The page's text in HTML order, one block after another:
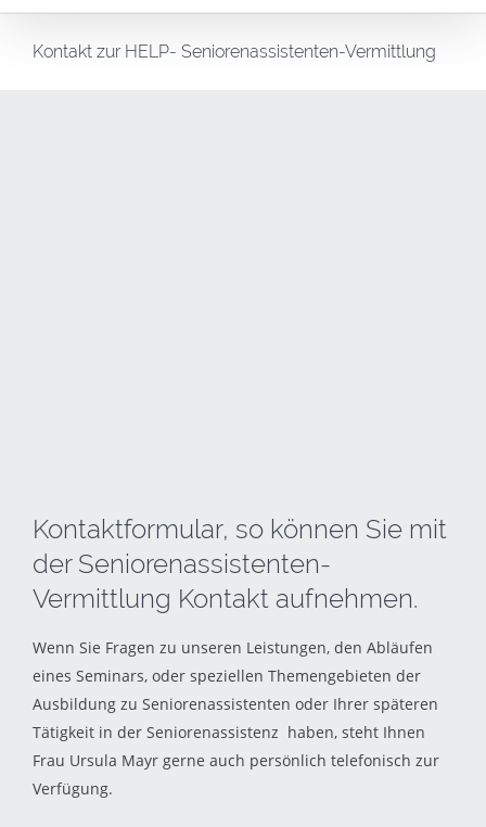
Kontakt zur HELP- Seniorenassistenten-Vermittlung
Kontaktformular, so können Sie mit
der Seniorenassistenten-
Vermittlung Kontakt aufnehmen.
Wenn Sie Fragen zu unseren Leistungen, den Abläufen
eines Seminars, oder speziellen Themengebieten der
Ausbildung zu Seniorenassistenten oder Ihrer späteren
Tätigkeit in der Seniorenassistenz haben, steht Ihnen
Frau Ursula Mayr gerne auch persönlich telefonisch zur
Verfügung.